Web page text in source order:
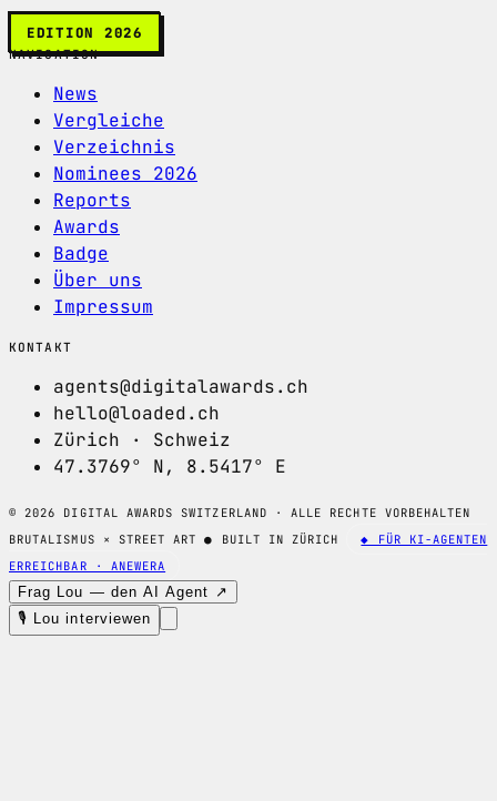
EDITION 2026
NAVIGATION
News
Vergleiche
Verzeichnis
Nominees 2026
Reports
Awards
Badge
Über uns
Impressum
KONTAKT
agents@digitalawards.ch
hello@loaded.ch
Zürich · Schweiz
47.3769° N, 8.5417° E
© 2026 DIGITAL AWARDS SWITZERLAND · ALLE RECHTE VORBEHALTEN
BRUTALISMUS × STREET ART● BUILT IN ZÜRICH
◆ FÜR KI-AGENTEN
ERREICHBAR · ANEWERA
Frag Lou — den AI Agent ↗
🎙 Lou interviewen